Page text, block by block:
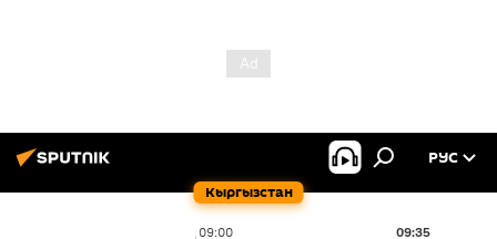
Кыргызстан
РУС
09:00 09:35